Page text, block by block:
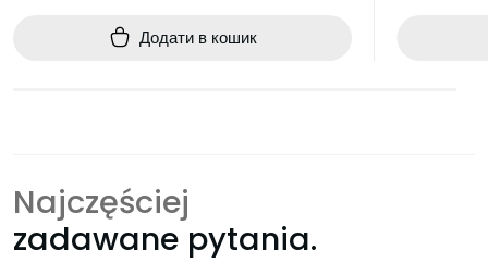
Додати в кошик
Najczęściej
zadawane pytania.